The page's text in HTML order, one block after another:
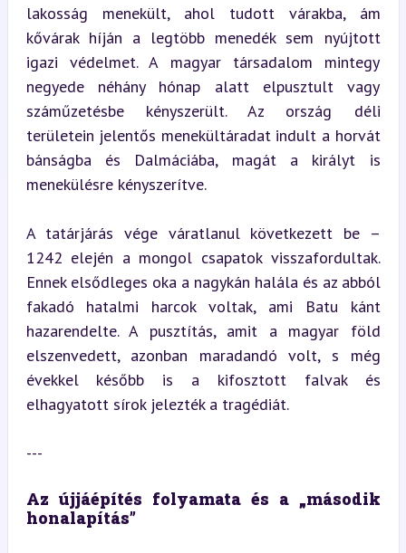
lakosság menekült, ahol tudott várakba, ám
kővárak híján a legtöbb menedék sem nyújtott
igazi védelmet. A magyar társadalom mintegy
negyede néhány hónap alatt elpusztult vagy
száműzetésbe kényszerült. Az ország déli
területein jelentős menekültáradat indult a horvát
bánságba és Dalmáciába, magát a királyt is
menekülésre kényszerítve.
A tatárjárás vége váratlanul következett be –
1242 elején a mongol csapatok visszafordultak.
Ennek elsődleges oka a nagykán halála és az abból
fakadó hatalmi harcok voltak, ami Batu kánt
hazarendelte. A pusztítás, amit a magyar föld
elszenvedett, azonban maradandó volt, s még
évekkel később is a kifosztott falvak és
elhagyatott sírok jelezték a tragédiát.
---
Az újjáépítés folyamata és a „második
honalapítás”